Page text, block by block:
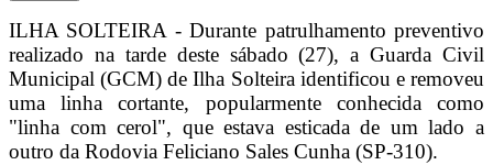
ILHA SOLTEIRA - Durante patrulhamento preventivo
realizado na tarde deste sábado (27), a Guarda Civil
Municipal (GCM) de Ilha Solteira identificou e removeu
uma linha cortante, popularmente conhecida como
"linha com cerol", que estava esticada de um lado a
outro da Rodovia Feliciano Sales Cunha (SP-310).